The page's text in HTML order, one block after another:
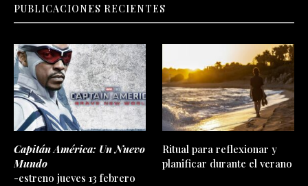
PUBLICACIONES RECIENTES
Capitán América: Un Nuevo
Mundo
-estreno jueves 13 febrero
Ritual para reflexionar y
planificar durante el verano